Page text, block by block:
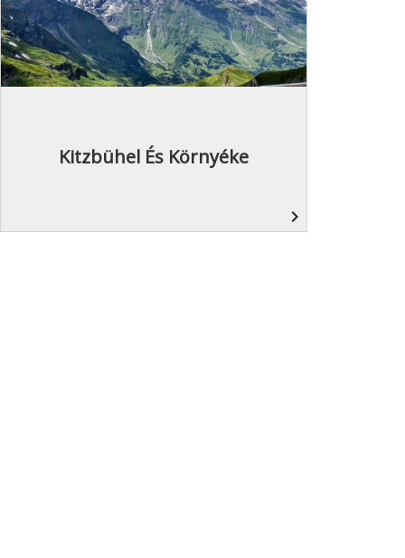
Kitzbühel És Környéke
navigate_next